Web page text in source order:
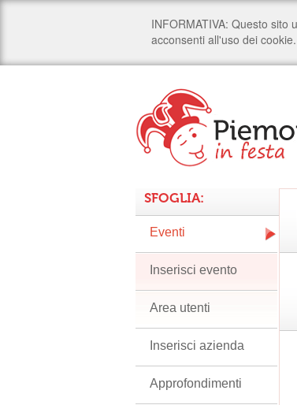
SFOGLIA:
Eventi
Inserisci evento
Area utenti
Inserisci azienda
Approfondimenti